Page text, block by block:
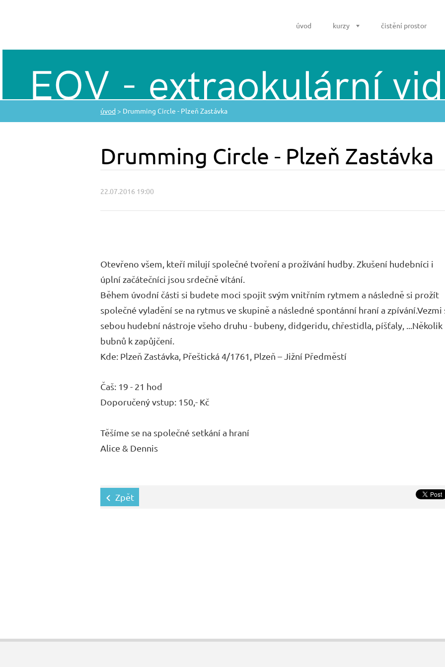
úvod kurzy čistění prostor
úvod > Drumming Circle - Plzeň Zastávka
Drumming Circle - Plzeň Zastávka
22.07.2016 19:00
Otevřeno všem, kteří milují společné tvoření a prožívání hudby. Zkušení hudebníci i
úplní začátečníci jsou srdečně vítání.
Během úvodní části si budete moci spojit svým vnitřním rytmem a následně si prožít
společné vyladění se na rytmus ve skupině a následné spontánní hraní a zpívání.Vezmi
sebou hudební nástroje všeho druhu - bubeny, didgeridu, chřestidla, píšťaly, ...Několik
bubnů k zapůjčení.
Kde: Plzeň Zastávka, Přeštická 4/1761, Plzeň – Jižní Předměstí
Čaš: 19 - 21 hod
Doporučený vstup: 150,- Kč
Těšíme se na společné setkání a hraní
Alice & Dennis
Zpět